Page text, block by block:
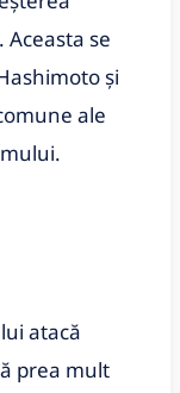
se
și
ale
atacă
prea mult